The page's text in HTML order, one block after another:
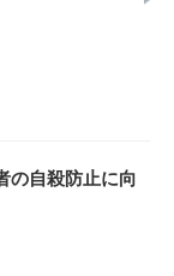
の自殺防止に向